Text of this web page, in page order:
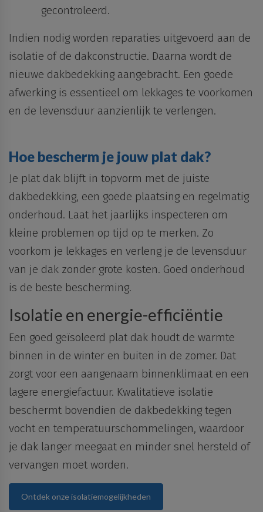
gecontroleerd.
Indien nodig worden reparaties uitgevoerd aan de
isolatie of de dakconstructie. Daarna wordt de
nieuwe dakbedekking aangebracht. Een goede
afwerking is essentieel om lekkages te voorkomen
en de levensduur aanzienlijk te verlengen.
Hoe bescherm je jouw plat dak?
Je plat dak blijft in topvorm met de juiste
dakbedekking, een goede plaatsing en regelmatig
onderhoud. Laat het jaarlijks inspecteren om
kleine problemen op tijd op te merken. Zo
voorkom je lekkages en verleng je de levensduur
van je dak zonder grote kosten. Goed onderhoud
is de beste bescherming.
Isolatie en energie-efficiëntie
Een goed geïsoleerd plat dak houdt de warmte
binnen in de winter en buiten in de zomer. Dat
zorgt voor een aangenaam binnenklimaat en een
lagere energiefactuur. Kwalitatieve isolatie
beschermt bovendien de dakbedekking tegen
vocht en temperatuurschommelingen, waardoor
je dak langer meegaat en minder snel hersteld of
vervangen moet worden.
Ontdek onze isolatiemogelijkheden